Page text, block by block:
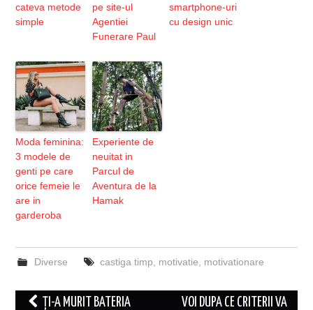
cateva metode
simple
pe site-ul
Agentiei
Funerare Paul
smartphone-uri
cu design unic
Moda feminina:
3 modele de
genti pe care
orice femeie le
are in
garderoba
Experiente de
neuitat in
Parcul de
Aventura de la
Hamak
Diverse castiga timp motivatie motivationare
Post
ȚI-A MURIT BATERIA
VOI DUPA CE CRITERII VA